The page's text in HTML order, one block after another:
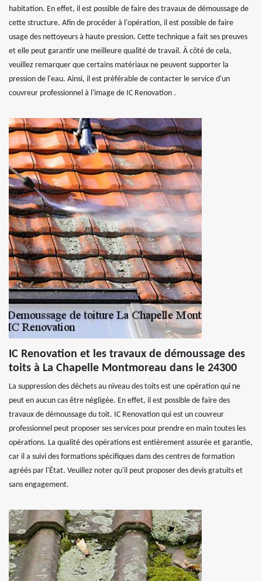
habitation. En effet, il est possible de faire des travaux de démoussage de
cette structure. Afin de procéder à l'opération, il est possible de faire
usage des nettoyeurs à haute pression. Cette technique a fait ses preuves
et elle peut garantir une meilleure qualité de travail. À côté de cela,
veuillez remarquer que certains matériaux ne peuvent supporter la
pression de l'eau. Ainsi, il est préférable de contacter le service d'un
couvreur professionnel à l'image de IC Renovation .
IC Renovation et les travaux de démoussage des
toits à La Chapelle Montmoreau dans le 24300
La suppression des déchets au niveau des toits est une opération qui ne
peut en aucun cas être négligée. En effet, il est possible de faire des
travaux de démoussage du toit. IC Renovation qui est un couvreur
professionnel peut proposer ses services pour prendre en main toutes les
opérations. La qualité des opérations est entièrement assurée et garantie,
car il a suivi des formations spécifiques dans des centres de formation
agréés par l'État. Veuillez noter qu'il peut proposer des devis gratuits et
sans engagement.